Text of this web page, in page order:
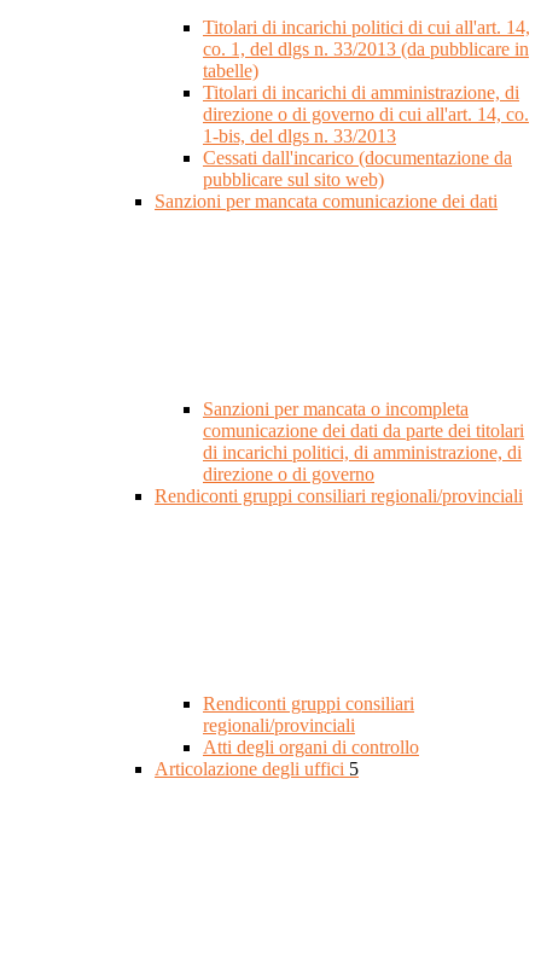
Titolari di incarichi politici di cui all'art. 14,
co. 1, del dlgs n. 33/2013 (da pubblicare in
tabelle)
Titolari di incarichi di amministrazione, di
direzione o di governo di cui all'art. 14, co.
1-bis, del dlgs n. 33/2013
Cessati dall'incarico (documentazione da
pubblicare sul sito web)
Sanzioni per mancata comunicazione dei dati
Sanzioni per mancata o incompleta
comunicazione dei dati da parte dei titolari
di incarichi politici, di amministrazione, di
direzione o di governo
Rendiconti gruppi consiliari regionali/provinciali
Rendiconti gruppi consiliari
regionali/provinciali
Atti degli organi di controllo
Articolazione degli uffici 5